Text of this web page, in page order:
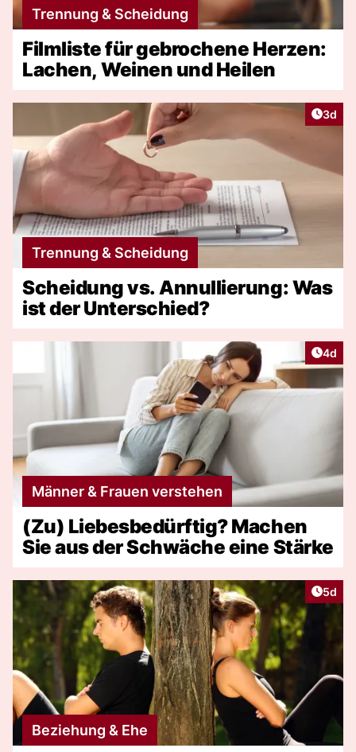
Trennung & Scheidung
Filmliste für gebrochene Herzen:
Lachen, Weinen und Heilen
3d
Trennung & Scheidung
Scheidung vs. Annullierung: Was
ist der Unterschied?
4d
Männer & Frauen verstehen
(Zu) Liebesbedürftig? Machen
Sie aus der Schwäche eine Stärke
5d
Beziehung & Ehe